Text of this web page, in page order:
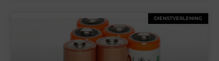
DIENSTVERLENING